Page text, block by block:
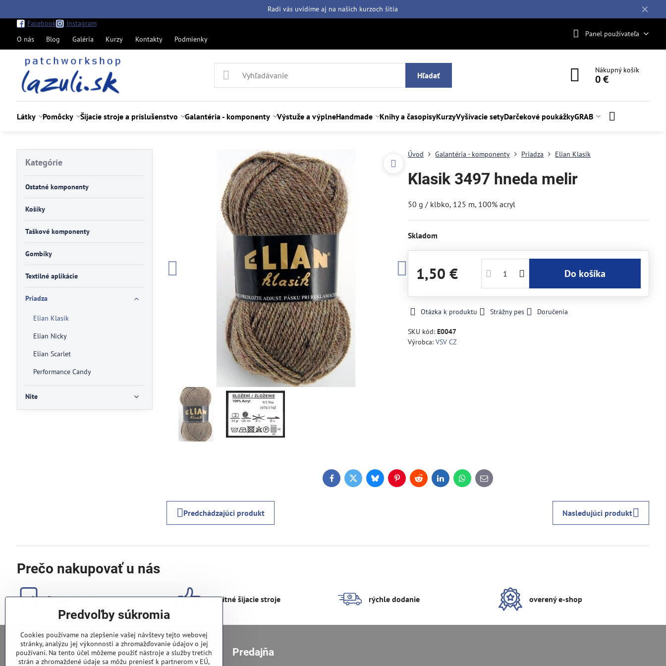
✕
Radi vás uvidíme aj na našich kurzoch šitia
Facebook
Instagram
O nás
Blog Galéria Kurzy Kontakty Podmienky
Panel používateľa
Hľadať
Nákupný košík
0 €
Látky Pomôcky Šijacie stroje a príslušenstvo Galantéria - komponenty Výstuže a výplneHandmade Knihy a časopisyKurzyVyšívacie setyDarčekové poukážkyGRAB
Úvod Galantéria - komponenty Priadza Elian Klasik
Klasik 3497 hneda melir
50 g / klbko, 125 m, 100% acryl
Skladom
1,50 € Do košíka
Otázka k produktu Strážny pes Doručenia
SKU kód:E0047
Výrobca:VSV CZ
FacebookTwitterBlueskyPinterestRedditLinkedInWhatsApp
E-
mail
Predchádzajúci produkt Nasledujúci produkt
Kategórie
Ostatné komponenty
Košíky
Taškové komponenty
Gombíky
Textilné aplikácie
Priadza
Elian Klasik
Elian Nicky
Elian Scarlet
Performance Candy
Nite
Prečo nakupovať u nás
široká ponuka kvalitné šijacie stroje rýchle dodanie overený e-shop
0948 028 796 Predajňa
Predvoľby súkromia
Cookies používame na zlepšenie vašej návštevy tejto webovej
stránky, analýzu jej výkonnosti a zhromažďovanie údajov o jej
používaní. Na tento účel môžeme použiť nástroje a služby tretích
strán a zhromaždené údaje sa môžu preniesť k partnerom v EÚ,